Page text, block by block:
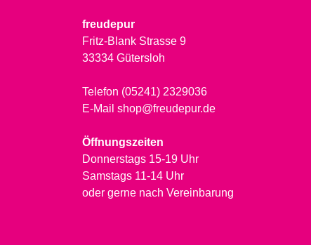
freudepur
Fritz-Blank Strasse 9
33334 Gütersloh
Telefon (05241) 2329036
E-Mail shop@freudepur.de
Öffnungszeiten
Donnerstags 15-19 Uhr
Samstags 11-14 Uhr
oder gerne nach Vereinbarung